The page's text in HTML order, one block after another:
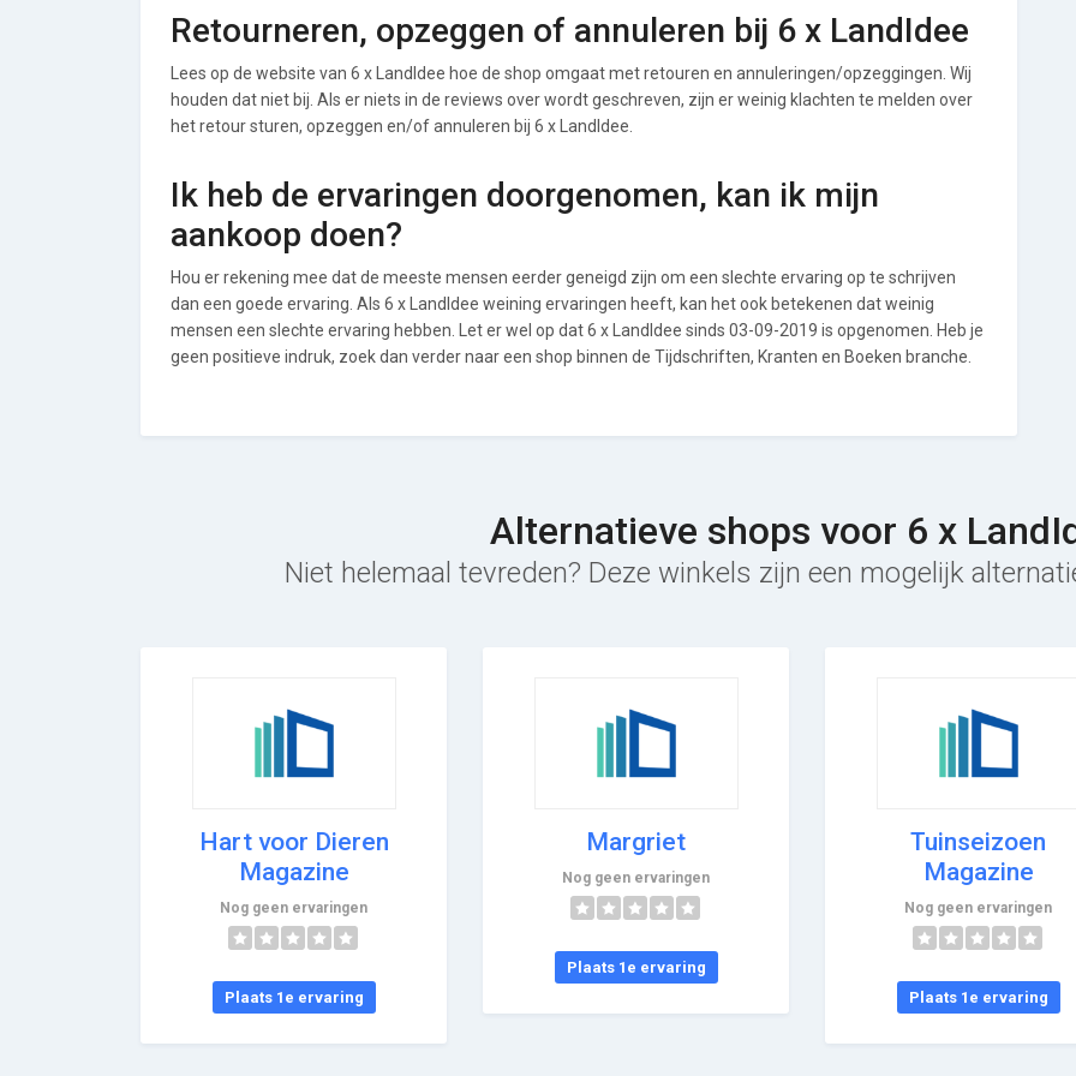
Retourneren, opzeggen of annuleren bij 6 x LandIdee
Lees op de website van 6 x LandIdee hoe de shop omgaat met retouren en annuleringen/opzeggingen. Wij
houden dat niet bij. Als er niets in de reviews over wordt geschreven, zijn er weinig klachten te melden over
het retour sturen, opzeggen en/of annuleren bij 6 x LandIdee.
Ik heb de ervaringen doorgenomen, kan ik mijn
aankoop doen?
Hou er rekening mee dat de meeste mensen eerder geneigd zijn om een slechte ervaring op te schrijven
dan een goede ervaring. Als 6 x LandIdee weining ervaringen heeft, kan het ook betekenen dat weinig
mensen een slechte ervaring hebben. Let er wel op dat 6 x LandIdee sinds 03-09-2019 is opgenomen. Heb je
geen positieve indruk, zoek dan verder naar een shop binnen de Tijdschriften, Kranten en Boeken branche.
Alternatieve shops voor 6 x
Niet helemaal tevreden? Deze winkels zijn een mogelijk
Hart voor Dieren
Magazine
Nog geen ervaringen
Plaats 1e ervaring
Margriet
Nog geen ervaringen
Plaats 1e ervaring
Tuinseizoen
Magazine
Nog geen ervaringen
Plaats 1e ervaring